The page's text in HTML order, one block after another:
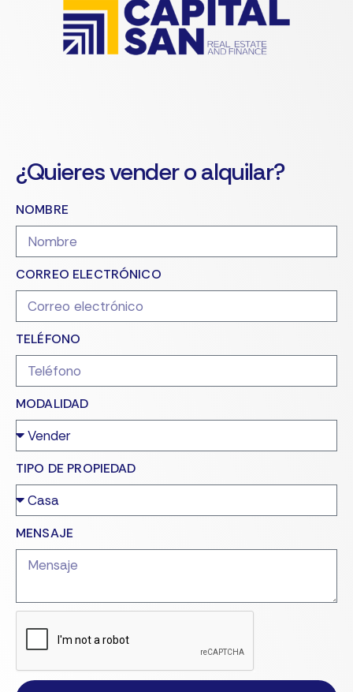
¿Quieres vender o alquilar?
NOMBRE
CORREO ELECTRÓNICO
TELÉFONO
MODALIDAD
TIPO DE PROPIEDAD
MENSAJE